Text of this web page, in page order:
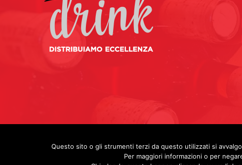
Questo sito o gli strumenti terzi da questo utilizzati si
Per maggiori informazioni o per